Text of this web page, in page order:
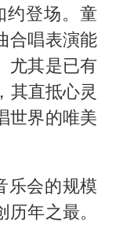
约登场。童
合唱表演能
尤其是已有
其直抵心灵
世界的唯美
乐会的规模
年之最。